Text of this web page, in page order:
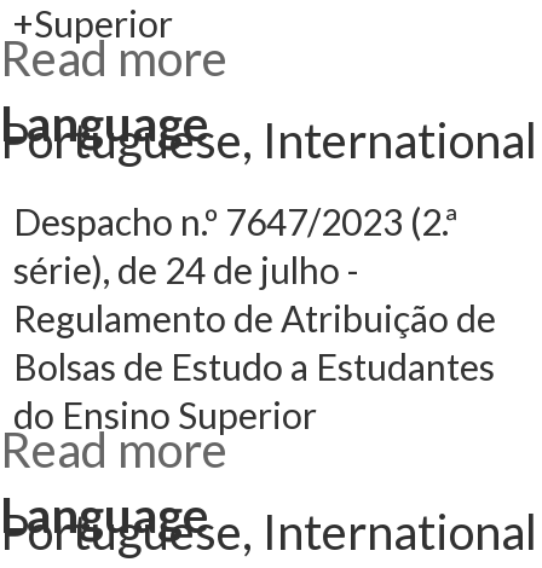
+Superior
Read more
(2.ª série), de
24 de julho -
Regulamento
do Programa
+Superior
Language
Portuguese, International
Despacho n.º 7647/2023 (2.ª
série), de 24 de julho -
Regulamento de Atribuição de
Bolsas de Estudo a Estudantes
do Ensino Superior
Read more
(2.ª série), de
24 de julho -
Regulamento
de Atribuição
Language
Portuguese, International